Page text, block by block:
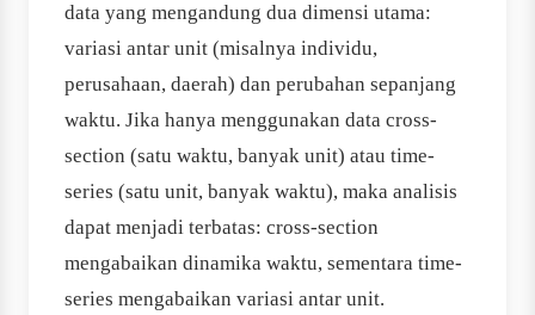
data yang mengandung dua dimensi utama:
variasi antar unit (misalnya individu,
perusahaan, daerah) dan perubahan sepanjang
waktu. Jika hanya menggunakan data cross-
section (satu waktu, banyak unit) atau time-
series (satu unit, banyak waktu), maka analisis
dapat menjadi terbatas: cross-section
mengabaikan dinamika waktu, sementara time-
series mengabaikan variasi antar unit.